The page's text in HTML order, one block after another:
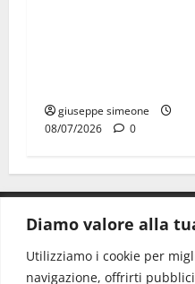
Diamo valore alla
Utilizziamo i cookie per
navigazione, offrirti
giuseppe simeone
08/07/2026
0
CONTATTI.